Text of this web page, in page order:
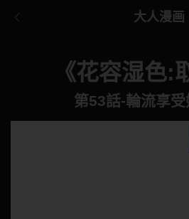
大人漫画
《花容湿色:
第53話-輪流享